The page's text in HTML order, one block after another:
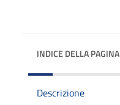
INDICE DELLA PAGINA
Descrizione